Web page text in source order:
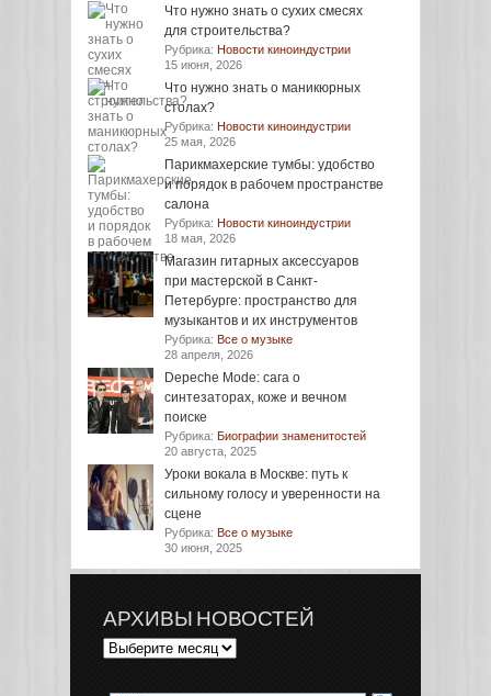
Что нужно знать о сухих смесях
для строительства?
Рубрика: Новости киноиндустрии
15 июня, 2026
Что нужно знать о маникюрных
столах?
Рубрика: Новости киноиндустрии
25 мая, 2026
Парикмахерские тумбы: удобство
и порядок в рабочем пространстве
салона
Рубрика: Новости киноиндустрии
18 мая, 2026
Магазин гитарных аксессуаров
при мастерской в Санкт-
Петербурге: пространство для
музыкантов и их инструментов
Рубрика: Все о музыке
28 апреля, 2026
Depeche Mode: сага о
синтезаторах, коже и вечном
поиске
Рубрика: Биографии знаменитостей
20 августа, 2025
Уроки вокала в Москве: путь к
сильному голосу и уверенности на
сцене
Рубрика: Все о музыке
30 июня, 2025
АРХИВЫ НОВОСТЕЙ